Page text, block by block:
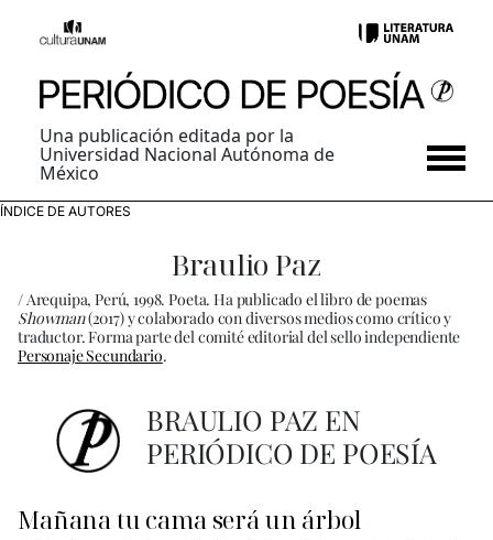
Una publicación editada por la
Universidad Nacional Autónoma de
México
ÍNDICE DE AUTORES
Braulio Paz
/ Arequipa, Perú, 1998. Poeta. Ha publicado el libro de poemas
Showman(2017) y colaborado con diversos medios como crítico y
traductor. Forma parte del comité editorial del sello independiente
Personaje Secundario.
BRAULIO PAZ EN
PERIÓDICO DE POESÍA
Mañana tu cama será un árbol